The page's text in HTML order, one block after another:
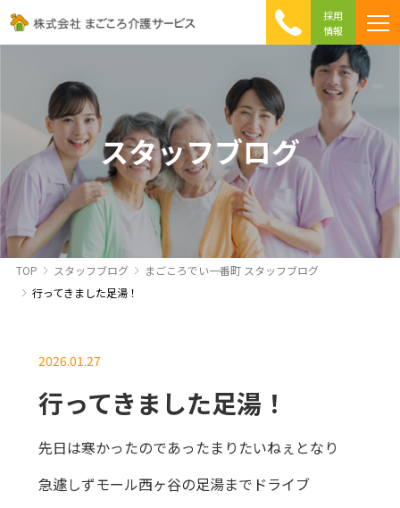
採用
情報
ころ介護の特徴
への取り組み
相談 Q&A
て介護を利用する方へ
スタッフブログ
TOP スタッフブログ
まごころでい一番町 スタッフブログ
行ってきました足湯！
2026.01.27
行ってきました足湯！
先日は寒かったのであったまりたいねぇとなり
急遽しずモール西ヶ谷の足湯までドライブ